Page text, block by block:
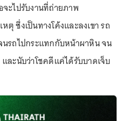
จะไปรับงานที่ถ่ายภาพ
ตุ ซึ่งเป็นทางโค้งและลงเขา รถ
รถไปกระแทกกับหน้าผาหิน จน
ละนับว่าโชคดีแค่ได้รับบาดเจ็บ